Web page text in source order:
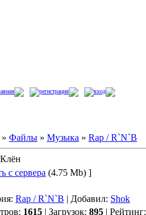
регистрация вход
» Файлы » Музыка » Rap / R`N`B
с сервера (4.75 Mb) ]
Rap / R`N`B | Добавил: Shok
1615 | Загрузок: 895 | Рейтинг: